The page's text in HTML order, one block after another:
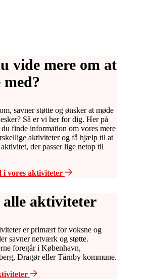
vide mere om at
savner støtte og ønsker at møde
Så er vi her for dig. Her på
du finde information om vores mere
aktiviteter og få hjælp til at
der passer lige netop til
vores aktiviteter
aktiviteter
er primært for voksne og
savner netværk og støtte.
foregår i København,
Dragør eller Tårnby kommune.